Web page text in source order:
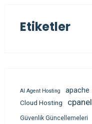
Etiketler
AI Agent Hosting apache
Cloud Hosting cpanel
Güvenlik Güncellemeleri